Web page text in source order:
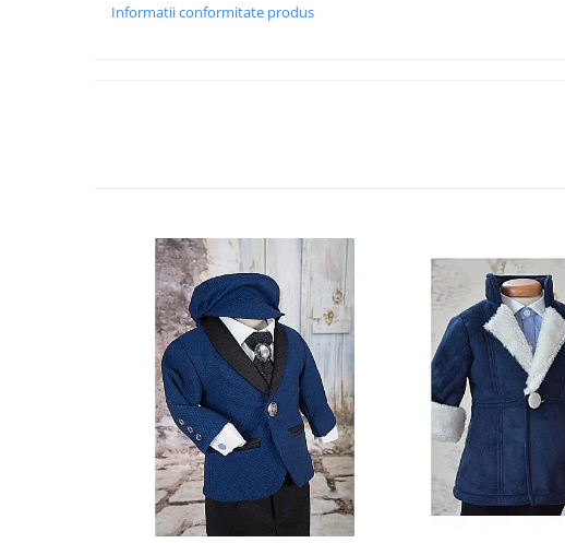
Informatii conformitate produs